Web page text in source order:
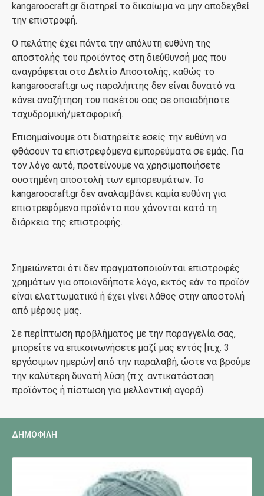
kangaroocraft.gr διατηρεί το δικαίωμα να μην αποδεχθεί
την επιστροφή.
Ο πελάτης έχει πάντα την απόλυτη ευθύνη της
αποστολής του προϊόντος στη διεύθυνσή μας που
αναγράφεται στο Δελτίο Αποστολής, καθώς το
kangaroocraft.gr ως παραλήπτης δεν είναι δυνατό να
κάνει αναζήτηση του πακέτου σας σε οποιαδήποτε
ταχυδρομική/μεταφορική.
Επισημαίνουμε ότι διατηρείτε εσείς την ευθύνη να
φθάσουν τα επιστρεφόμενα εμπορεύματα σε εμάς. Για
τον λόγο αυτό, προτείνουμε να χρησιμοποιήσετε
συστημένη αποστολή των εμπορευμάτων. Το
kangaroocraft.gr δεν αναλαμβάνει καμία ευθύνη για
επιστρεφόμενα προϊόντα που χάνονται κατά τη
διάρκεια της επιστροφής.
Σημειώνεται ότι δεν πραγματοποιούνται επιστροφές
χρημάτων για οποιονδήποτε λόγο, εκτός εάν το προϊόν
είναι ελαττωματικό ή έχει γίνει λάθος στην αποστολή
από μέρους μας.
Σε περίπτωση προβλήματος με την παραγγελία σας,
μπορείτε να επικοινωνήσετε μαζί μας εντός [π.χ. 3
εργάσιμων ημερών] από την παραλαβή, ώστε να βρούμε
την καλύτερη δυνατή λύση (π.χ. αντικατάσταση
προϊόντος ή πίστωση για μελλοντική αγορά).
ΔΗΜΟΦΙΛΉ